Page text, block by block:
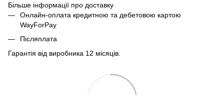
Більше інформації про доставку
Онлайн-оплата кредитною та дебетовою картою
WayForPay
Післяплата
Гарантія від виробника 12 місяців.